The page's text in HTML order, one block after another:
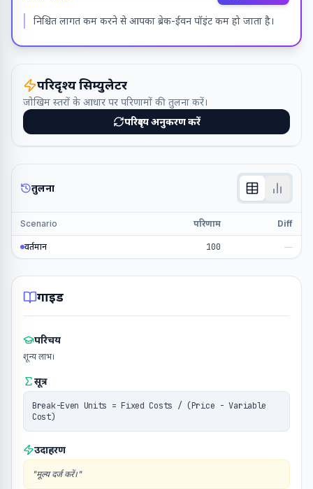
निश्चित लागत कम करने से आपका ब्रेक-ईवन पॉइंट कम हो जाता है।
परिदृश्य सिम्युलेटर
जोखिम स्तरों के आधार पर परिणामों की तुलना करें।
परिदृश्य अनुकरण करें
तुलना
Scenario परिणाम Diff
वर्तमान 100 —
गाइड
परिचय
शून्य लाभ।
सूत्र
Break-Even Units = Fixed Costs / (Price - Variable
Cost)
उदाहरण
"मूल्य दर्ज करें।"